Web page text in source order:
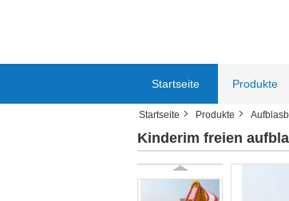
Startseite Produkte
Startseite Produkte
Kinderim freien